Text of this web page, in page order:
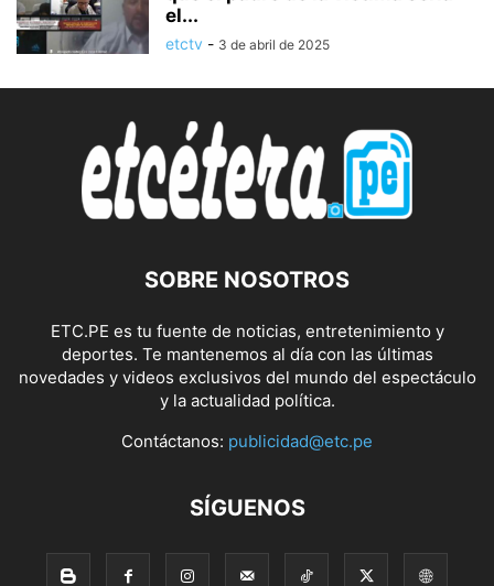
el...
etctv - 3 de abril de 2025
SOBRE NOSOTROS
ETC.PE es tu fuente de noticias, entretenimiento y
deportes. Te mantenemos al día con las últimas
novedades y videos exclusivos del mundo del espectáculo
y la actualidad política.
Contáctanos: publicidad@etc.pe
SÍGUENOS